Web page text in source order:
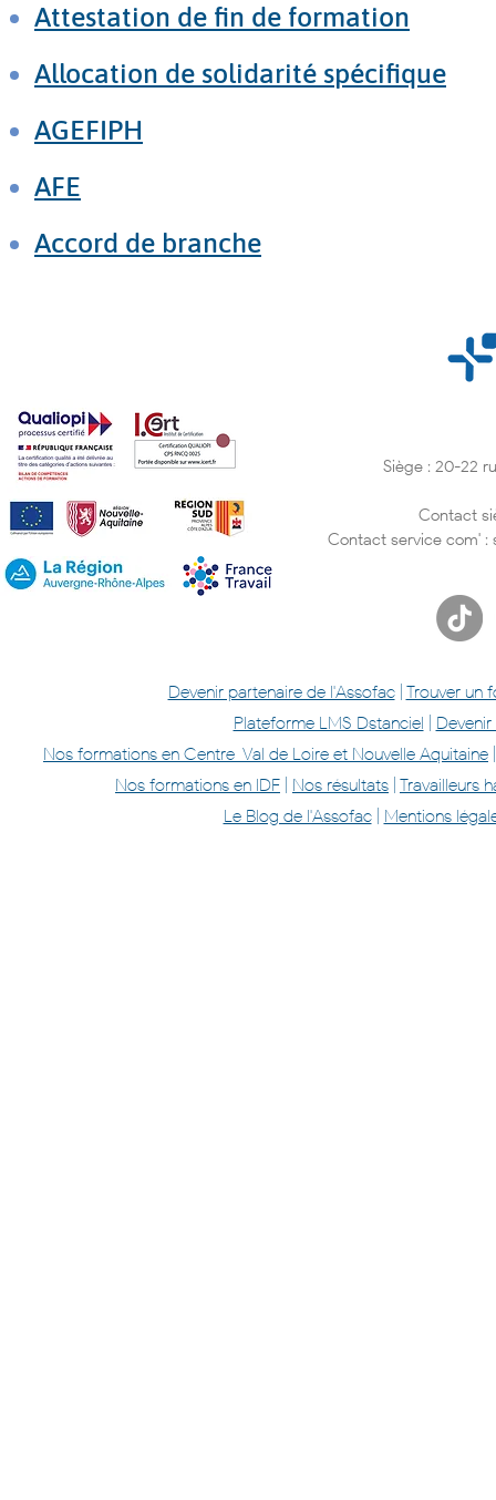
Attestation de fin de formation
Allocation de solidarité spécifique
AGEFIPH
AFE
Accord de branche
Siège : 20-22
Contact
Contact service com' :
Devenir partenaire de l'Assofac Trouver un
Plateforme LMS Dstanciel
Nos formations en Centre-Val de Loire et Nouvelle Aquitaine
Nos formations en IDF
Nos résultats Travailleurs
Le Blog de l'Assofac
Mentions